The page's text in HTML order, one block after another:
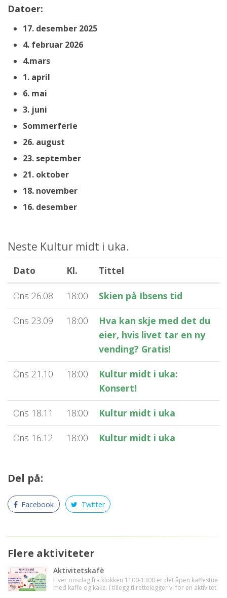
Datoer:
17. desember 2025
4. februar 2026
4.mars
1. april
6. mai
3. juni
Sommerferie
26. august
23. september
21. oktober
18. november
16. desember
Neste Kultur midt i uka.
Dato Kl. Tittel
Ons 26.08 18:00 Skien på Ibsens tid
Ons 23.09 18:00
Hva kan skje med det du
eier, hvis livet tar en ny
vending? Gratis!
Ons 21.10 18:00
Kultur midt i uka:
Konsert!
Ons 18.11 18:00 Kultur midt i uka
Ons 16.12 18:00 Kultur midt i uka
Del på:
Facebook Twitter
Flere aktiviteter
Aktivitetskafè
Hver onsdag fra klokken 1100-1300 er det åpen kaffestue
med kaffe og kake. I tillegg tilrettelegger vi for en aktivitet